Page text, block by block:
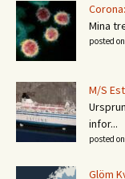
Mina
posted
M/S
infor...
posted
Glöm